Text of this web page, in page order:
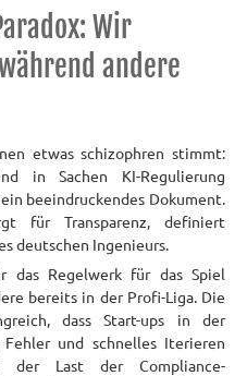
Wir
andere
etwas schizophren stimmt:
in Sachen KI-Regulierung
beeindruckendes Dokument.
für Transparenz, definiert
deutschen Ingenieurs.
das Regelwerk für das Spiel
bereits in der Profi-Liga. Die
dass Start-ups in der
und schnelles Iterieren
Last der Compliance-